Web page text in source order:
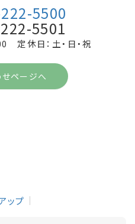
5500
5501
定休日：土・日・祝
ページへ
ップ